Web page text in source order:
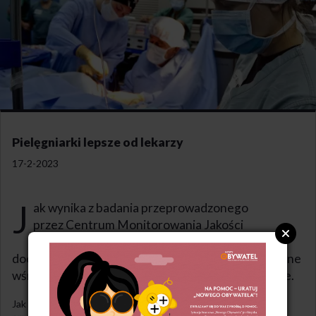
Pielęgniarki lepsze od lekarzy
17-2-2023
J ak wynika z badania przeprowadzonego
przez Centrum Monitorowania Jakości
w Ochronie Zdrowia w 2022 roku, pacjenci
doceniają zaangażowanie i pracę pielęgniarek. To one
wśród personelu medycznego są najlepiej oceniane.
Jak informuje pulshr.pl, w ramach badania przeprowadzonego